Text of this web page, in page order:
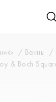
Ванны
& Boch